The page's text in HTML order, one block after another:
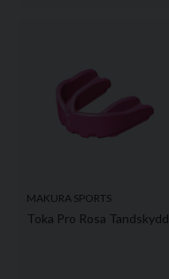
MAKURA SPORTS
Toka Pro Rosa Tandskydd